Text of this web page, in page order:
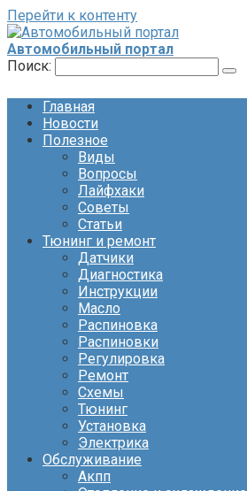
Перейти к контенту
Автомобильный портал
Поиск:
Главная
Новости
Полезное
Виды
Вопросы
Лайфхаки
Советы
Статьи
Тюнинг и ремонт
Датчики
Диагностика
Инструкции
Масло
Распиновка
Распиновки
Регулировка
Ремонт
Схемы
Тюнинг
Установка
Электрика
Обслуживание
Акпп